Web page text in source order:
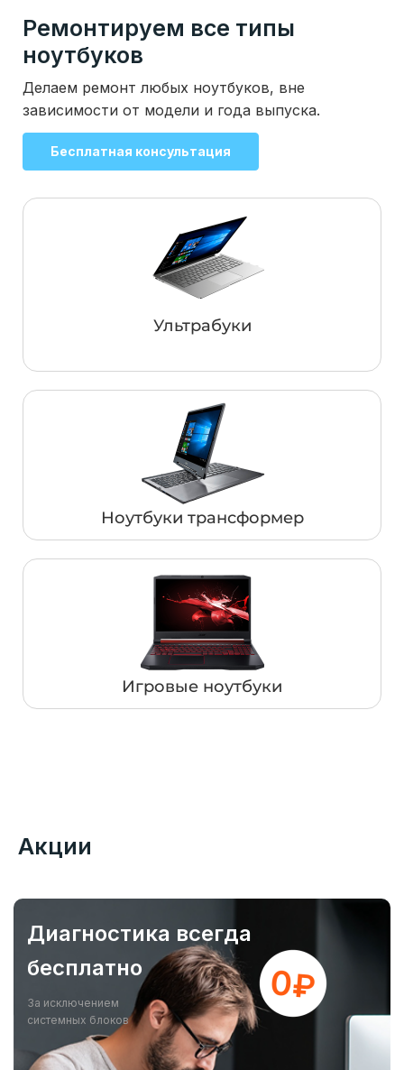
Ремонтируем все типы
ноутбуков
Делаем ремонт любых ноутбуков, вне
зависимости от модели и года выпуска.
Бесплатная консультация
Ультрабуки
Ноутбуки трансформер
Игровые ноутбуки
Акции
Диагностика всегда
бесплатно
За исключением
системных блоков